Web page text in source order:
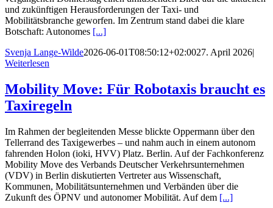
und zukünftigen Herausforderungen der Taxi- und
Mobilitätsbranche geworfen. Im Zentrum stand dabei die klare
Botschaft: Autonomes [...]
Svenja Lange-Wilde2026-06-01T08:50:12+02:0027. April 2026|
Weiterlesen
Mobility Move: Für Robotaxis braucht es
Taxiregeln
Im Rahmen der begleitenden Messe blickte Oppermann über den
Tellerrand des Taxigewerbes – und nahm auch in einem autonom
fahrenden Holon (ioki, HVV) Platz. Berlin. Auf der Fachkonferenz
Mobility Move des Verbands Deutscher Verkehrsunternehmen
(VDV) in Berlin diskutierten Vertreter aus Wissenschaft,
Kommunen, Mobilitätsunternehmen und Verbänden über die
Zukunft des ÖPNV und autonomer Mobilität. Auf dem [...]